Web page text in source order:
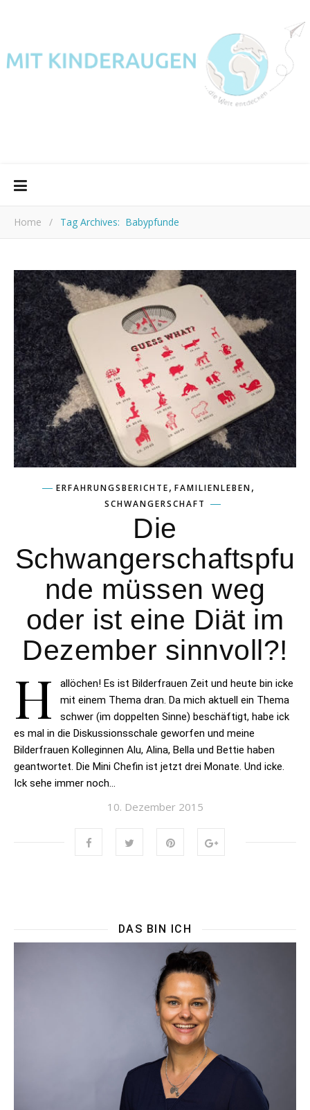
Home / Tag Archives: Babypfunde
ERFAHRUNGSBERICHTE, FAMILIENLEBEN,
SCHWANGERSCHAFT
Die
Schwangerschaftspfu
nde müssen weg
oder ist eine Diät im
Dezember sinnvoll?!
H
allöchen! Es ist Bilderfrauen Zeit und heute bin icke
mit einem Thema dran. Da mich aktuell ein Thema
schwer (im doppelten Sinne) beschäftigt, habe ick
es mal in die Diskussionsschale geworfen und meine
Bilderfrauen Kolleginnen Alu, Alina, Bella und Bettie haben
geantwortet. Die Mini Chefin ist jetzt drei Monate. Und icke.
Ick sehe immer noch…
10. Dezember 2015
DAS BIN ICH